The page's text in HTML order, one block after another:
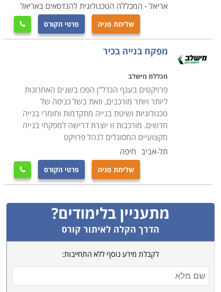
אריאל - המכללה הטכנולוגית להנדסאים באריאל
שליחת פניה פרטי הקורס 
מפקח בנייה בכיר
מכללת מישלב
פרויקטים בענף הנדל"ן הפכו בשנים האחרונות
ליותר ויותר מורכבים, וזאת בשל כניסה של
טכנולוגיות ושיטת בנייה מתקדמות וחומרי בנייה
חדשים. מורכבות זו יוצרת דרישה למפקחי בנייה
מקצועיים המסוגלים לנהל פרויקט
תל-אביב חיפה
שליחת פניה פרטי הקורס 
מתעניין בלימודים?
הדרך הקלה לאיתור קורס
לקבלת מידע נוסף ללא התחייבות: